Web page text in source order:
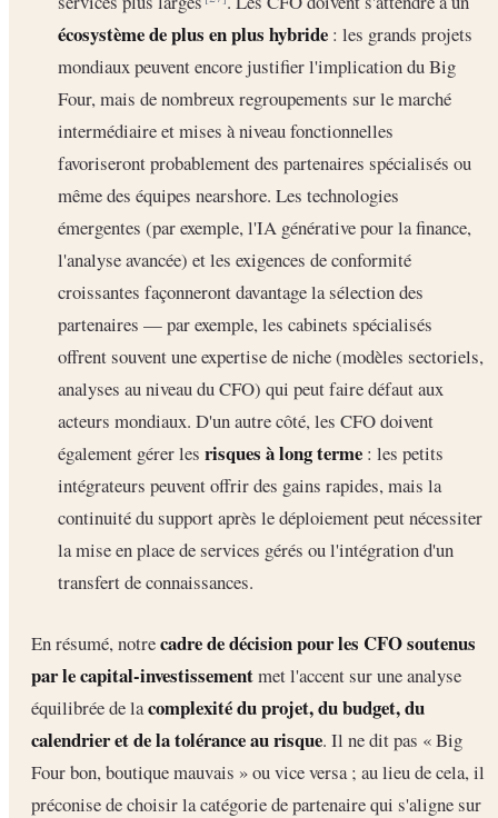
écosystème de plus en plus hybride : les grands projets
mondiaux peuvent encore justifier l'implication du Big
Four, mais de nombreux regroupements sur le marché
intermédiaire et mises à niveau fonctionnelles
favoriseront probablement des partenaires spécialisés ou
même des équipes nearshore. Les technologies
émergentes (par exemple, l'IA générative pour la finance,
l'analyse avancée) et les exigences de conformité
croissantes façonneront davantage la sélection des
partenaires — par exemple, les cabinets spécialisés
offrent souvent une expertise de niche (modèles sectoriels,
analyses au niveau du CFO) qui peut faire défaut aux
acteurs mondiaux. D'un autre côté, les CFO doivent
également gérer les risques à long terme : les petits
intégrateurs peuvent offrir des gains rapides, mais la
continuité du support après le déploiement peut nécessiter
la mise en place de services gérés ou l'intégration d'un
transfert de connaissances.
En résumé, notrecadre de décision pour les CFO soutenus
par le capital-investissementmet l'accent sur une analyse
équilibrée de lacomplexité du projet, du budget, du
calendrier et de la tolérance au risque. Il ne dit pas « Big
Four bon, boutique mauvais » ou vice versa ; au lieu de cela, il
préconise de choisir la catégorie de partenaire qui s'aligne sur